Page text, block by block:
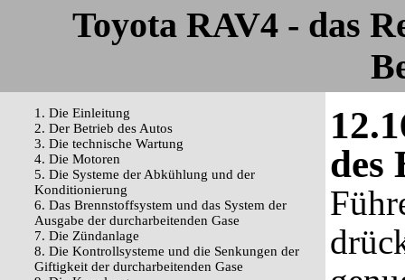
Toyota RAV4 - das
1. Die Einleitung
2. Der Betrieb des Autos
3. Die technische Wartung
4. Die Motoren
5. Die Systeme der Abkühlung und der
Konditionierung
6. Das Brennstoffsystem und das System der
Ausgabe der durcharbeitenden Gase
7. Die Zündanlage
8. Die Kontrollsysteme und die Senkungen der
Giftigkeit der durcharbeitenden Gase
des